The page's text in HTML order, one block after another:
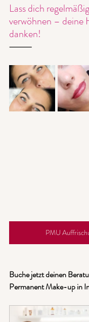
Lass dich regelmäßig
verwöhnen – deine
danken!
⸻
PMU
Buche jetzt deinen
Permanent Make-up in